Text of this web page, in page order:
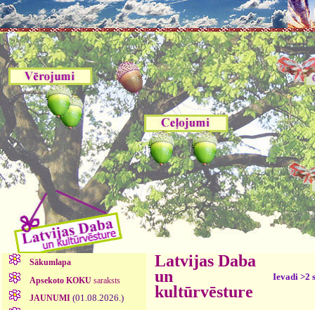
Sākumlapa
Apsekoto KOKUsaraksts
JAUNUMI (01.08.2026.)
Latvijas Daba
un
kultūrvēsture
Ievadi >2